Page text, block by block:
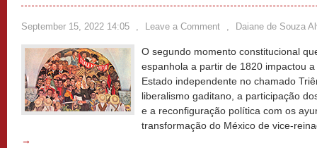
September 15, 2022 14:05 , Leave a Comment , Daiane de Souza
O segundo momento constitucional
espanhola a partir de 1820 impactou
Estado independente no chamado
liberalismo gaditano, a participação
e a reconfiguração política com os
transformação do México de vice-
→